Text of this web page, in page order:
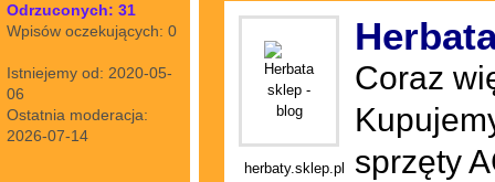
Odrzuconych: 31
Wpisów oczekujących: 0
Istniejemy od: 2020-05-
06
Ostatnia moderacja:
2026-07-14
herbaty.sklep.pl
Coraz
sprzęty